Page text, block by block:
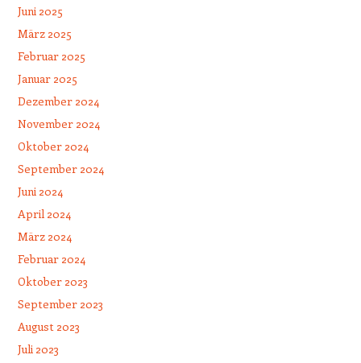
Juni 2025
März 2025
Februar 2025
Januar 2025
Dezember 2024
November 2024
Oktober 2024
September 2024
Juni 2024
April 2024
März 2024
Februar 2024
Oktober 2023
September 2023
August 2023
Juli 2023